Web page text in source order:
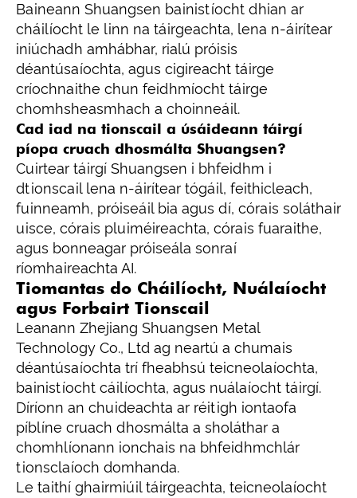
Baineann Shuangsen bainistíocht dhian ar
cháilíocht le linn na táirgeachta, lena n-áirítear
iniúchadh amhábhar, rialú próisis
déantúsaíochta, agus cigireacht táirge
críochnaithe chun feidhmíocht táirge
chomhsheasmhach a choinneáil.
Cad iad na tionscail a úsáideann táirgí
píopa cruach dhosmálta Shuangsen?
Cuirtear táirgí Shuangsen i bhfeidhm i
dtionscail lena n-áirítear tógáil, feithicleach,
fuinneamh, próiseáil bia agus dí, córais soláthair
uisce, córais pluiméireachta, córais fuaraithe,
agus bonneagar próiseála sonraí
ríomhaireachta AI.
Tiomantas do Cháilíocht, Nuálaíocht
agus Forbairt Tionscail
Leanann Zhejiang Shuangsen Metal
Technology Co., Ltd ag neartú a chumais
déantúsaíochta trí fheabhsú teicneolaíochta,
bainistíocht cáilíochta, agus nuálaíocht táirgí.
Díríonn an chuideachta ar réitigh iontaofa
píblíne cruach dhosmálta a sholáthar a
chomhlíonann ionchais na bhfeidhmchlár
tionsclaíoch domhanda.
Le taithí ghairmiúil táirgeachta, teicneolaíocht